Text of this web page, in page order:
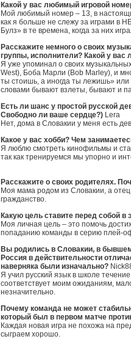
Какой у вас любимый игровой
Мой любимый номер – 13, в
как я больше не слежу за играми в
Булз» в те времена, когда за них
Расскажите немного о своих
группы, исполнители? Какой у
Я уже упоминал о своих
West), Боба Марли (Bob Marley), и
ты стоишь, а иногда ты лежишь» или
словами бывают взлеты, бывают и
Есть ли шанс у простой русской
Cвободно ли ваше сердце?)Lera
Нет, дома в Словакии у меня есть
Какое у вас хобби? Чем
Я люблю смотреть кинофильмы и
так как тренируемся мы упорно и
Расскажите о своих родителях.
Моя мама родом из Словакии, а
гражданство.
Какую цель ставите перед собой в
Моя личная цель – это помочь
попаданию команды в серию плей-
Вы родились в Словакии, в
Россия в действительности
наверняка были изначально?
Я учил русский язык в школе
соответствует моим ожиданиям,
незначительно.
Почему команда не может
который был в первом матче
Каждая новая игра не похожа на
сыграем хорошо.